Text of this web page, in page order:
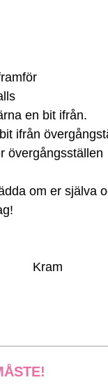
en bit ifrån.
ifrån
övergångsställen
om er själva
Kram